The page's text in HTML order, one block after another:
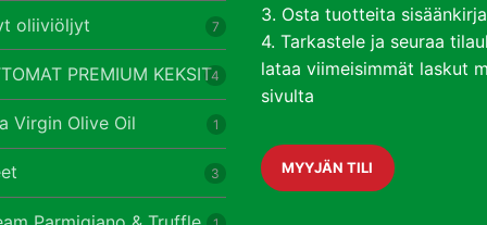
oliiviöljyt 7
PREMIUM KEKSIT4
Virgin Olive Oil 1
3
3. Osta tuotteita
4. Tarkastele ja seuraa
lataa viimeisimmät laskut
sivulta
MYYJÄN TILI